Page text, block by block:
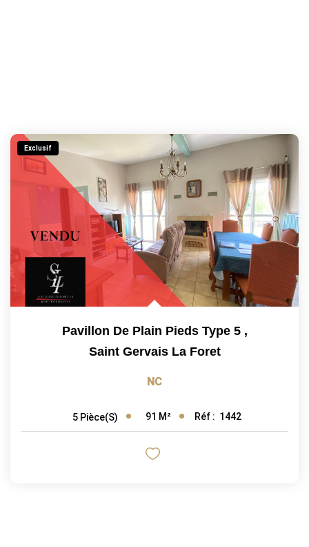
Exclusif
Pavillon De Plain Pieds Type 5 ,
Saint Gervais La Foret
NC
5 Pièce(s) 91 M² Réf : 1442